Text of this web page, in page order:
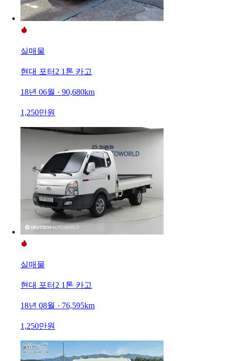
실매물
현대 포터2 1톤 카고
18년 06월 · 90,680km
1,250만원
실매물
현대 포터2 1톤 카고
18년 08월 · 76,595km
1,250만원